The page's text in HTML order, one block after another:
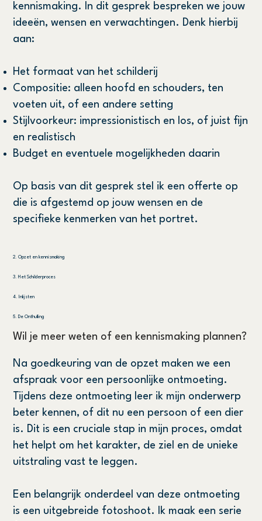
kennismaking. In dit gesprek bespreken we jouw
ideeën, wensen en verwachtingen. Denk hierbij
aan:
Het formaat van het schilderij
Compositie: alleen hoofd en schouders, ten
voeten uit, of een andere setting
Stijlvoorkeur: impressionistisch en los, of juist fijn
en realistisch
Budget en eventuele mogelijkheden daarin
Op basis van dit gesprek stel ik een offerte op
die is afgestemd op jouw wensen en de
specifieke kenmerken van het portret.
2. Opzet en kennismaking
Na goedkeuring van de opzet maken we een
afspraak voor een persoonlijke ontmoeting.
Tijdens deze ontmoeting leer ik mijn onderwerp
beter kennen, of dit nu een persoon of een dier
is. Dit is een cruciale stap in mijn proces, omdat
het helpt om het karakter, de ziel en de unieke
uitstraling vast te leggen.
Een belangrijk onderdeel van deze ontmoeting
is een uitgebreide fotoshoot. Ik maak een serie
3. Het Schilderproces
4. Inlijsten
5. De Onthulling
Wil je meer weten of een kennismaking plannen?